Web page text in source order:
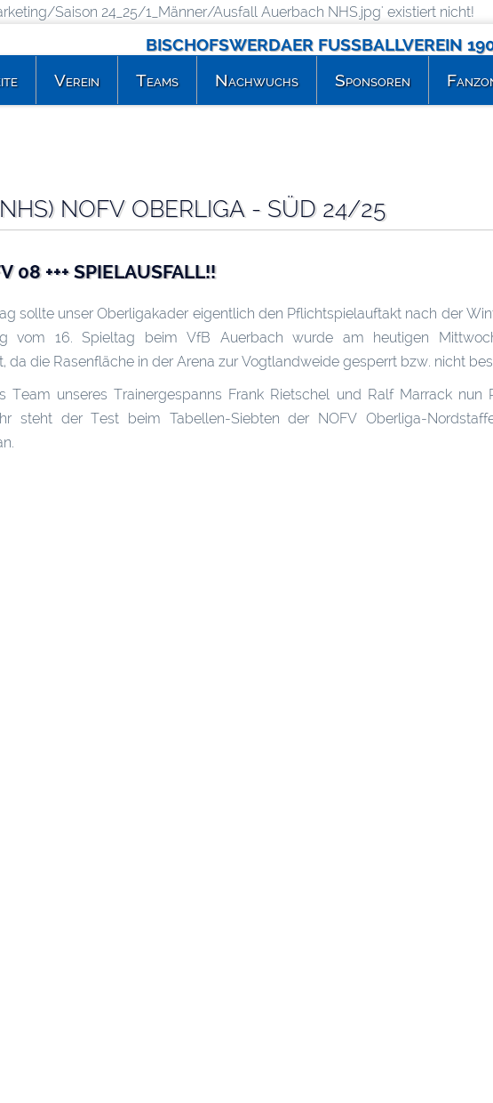
Saison 24_25/1_Männer/Ausfall Auerbach NHS.jpg' existiert nicht!
BISCHOFSWERDAER FUSSBALLVEREIN
NOFV OBERLIGA - SÜD 24/25
08 +++ SPIELAUSFALL!!
sollte unser Oberligakader eigentlich den Pflichtspielauftakt nach der
vom 16. Spieltag beim VfB Auerbach wurde am heutigen
da die Rasenfläche in der Arena zur Vogtlandweide gesperrt bzw. nicht
Team unseres Trainergespanns Frank Rietschel und Ralf Marrack nun
steht der Test beim Tabellen-Siebten der NOFV Oberliga-
Verein Teams Nachwuchs Sponsoren